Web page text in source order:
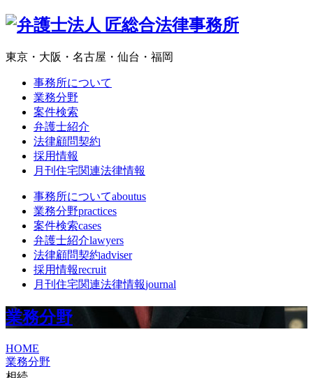
東京・大阪・名古屋・仙台・福岡
事務所について
業務分野
案件検索
弁護士紹介
法律顧問契約
採用情報
月刊住宅関連法律情報
事務所についてaboutus
業務分野practices
案件検索cases
弁護士紹介lawyers
法律顧問契約adviser
採用情報recruit
月刊住宅関連法律情報journal
業務分野
HOME
業務分野